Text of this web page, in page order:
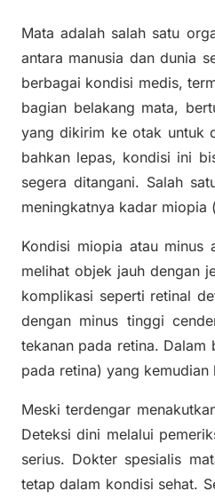
Mata adalah salah satu
antara manusia dan dunia
berbagai kondisi medis,
bagian belakang mata,
yang dikirim ke otak untuk
bahkan lepas, kondisi ini
segera ditangani. Salah
meningkatnya kadar miopia
Kondisi miopia atau minus
melihat objek jauh dengan
komplikasi seperti retinal
dengan minus tinggi
tekanan pada retina. Dalam
pada retina) yang
Meski terdengar
Deteksi dini melalui
serius. Dokter spesialis
tetap dalam kondisi sehat.